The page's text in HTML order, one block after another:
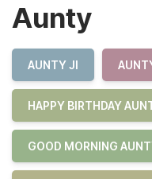
Aunty
AUNTY JI
HAPPY BIRTHDAY
GOOD MORNING